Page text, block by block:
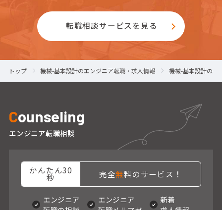
転職相談サービスを見る
トップ 機械-基本設計のエンジニア転職・求人情報 機械-基本設計の愛
Counseling
エンジニア転職相談
かんたん30
秒 完全無料のサービス！
エンジニア
エンジニア
新着